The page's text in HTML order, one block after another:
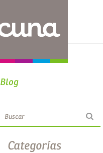
Blog
Categorías